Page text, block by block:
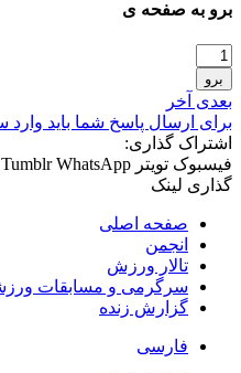
برو به صفحه ی
برو
بعدیآخر
برای ارسال پاسخ شما باید وارد
اشتراک گذاری:
فیسبوک تویتر Tumblr WhatsApp
گذاری لینک
صفحه اصلی
انجمن
تالار ورزش
سرگرمی و مسابقات
گزارش زنده
فارسی